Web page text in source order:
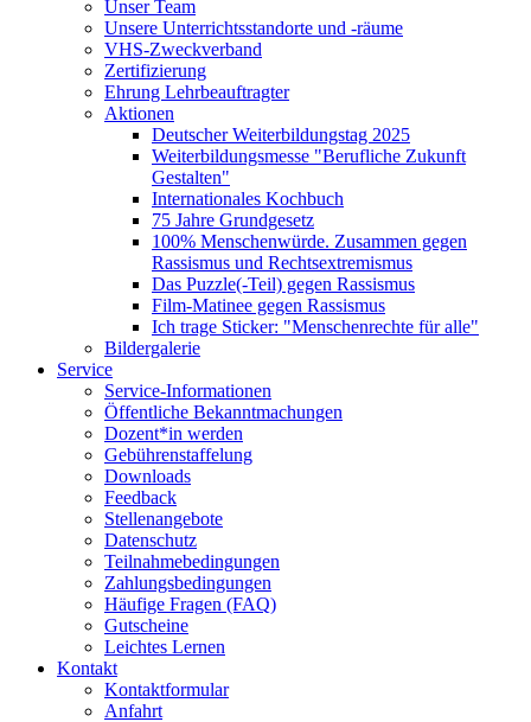
Unser Team
Unsere Unterrichtsstandorte und -räume
VHS-Zweckverband
Zertifizierung
Ehrung Lehrbeauftragter
Aktionen
Deutscher Weiterbildungstag 2025
Weiterbildungsmesse "Berufliche Zukunft
Gestalten"
Internationales Kochbuch
75 Jahre Grundgesetz
100% Menschenwürde. Zusammen gegen
Rassismus und Rechtsextremismus
Das Puzzle(-Teil) gegen Rassismus
Film-Matinee gegen Rassismus
Ich trage Sticker: "Menschenrechte für alle"
Bildergalerie
Service
Service-Informationen
Öffentliche Bekanntmachungen
Dozent*in werden
Gebührenstaffelung
Downloads
Feedback
Stellenangebote
Datenschutz
Teilnahmebedingungen
Zahlungsbedingungen
Häufige Fragen (FAQ)
Gutscheine
Leichtes Lernen
Kontakt
Kontaktformular
Anfahrt